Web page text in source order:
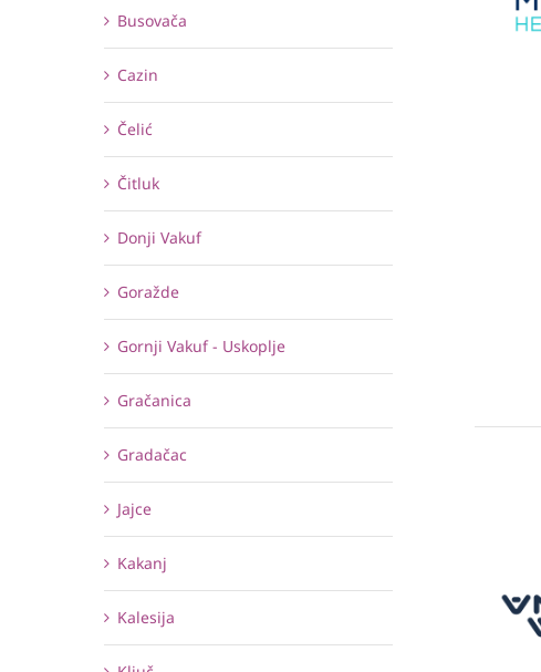
Busovača
Cazin
Čelić
Čitluk
Donji Vakuf
Goražde
Gornji Vakuf - Uskoplje
Gračanica
Gradačac
Jajce
Kakanj
Kalesija